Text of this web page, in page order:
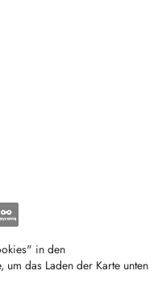
in den
um das Laden der Karte unten